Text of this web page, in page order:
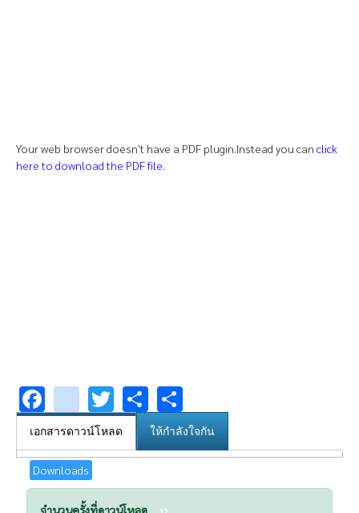
Your web browser doesn't have a PDF plugin.Instead you can click
here to download the PDF file.
Facebook
youtube
Twitter
Share
เอกสารดาวน์โหลด ให้กำลังใจกัน
Downloads
จำนวนครั้งที่ดาวน์โหลด 12